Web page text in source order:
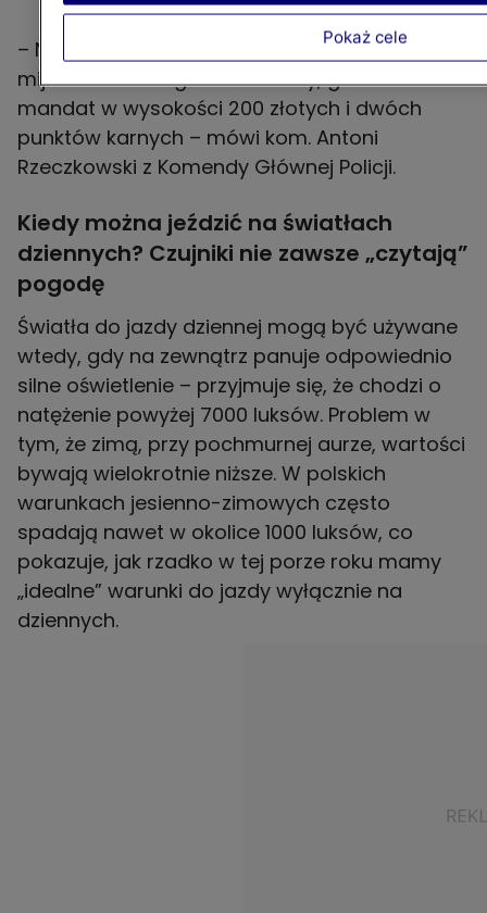
– Naszym obowiązkiem jest włączenie świateł
mijania. Jeżeli tego nie zrobimy, grozi nam
mandat w wysokości 200 złotych i dwóch
punktów karnych – mówi kom. Antoni
Rzeczkowski z Komendy Głównej Policji.
Kiedy można jeździć na światłach
dziennych? Czujniki nie zawsze „czytają”
pogodę
Światła do jazdy dziennej mogą być używane
wtedy, gdy na zewnątrz panuje odpowiednio
silne oświetlenie – przyjmuje się, że chodzi o
natężenie powyżej 7000 luksów. Problem w
tym, że zimą, przy pochmurnej aurze, wartości
bywają wielokrotnie niższe. W polskich
warunkach jesienno-zimowych często
spadają nawet w okolice 1000 luksów, co
pokazuje, jak rzadko w tej porze roku mamy
„idealne” warunki do jazdy wyłącznie na
dziennych.
Pokaż cele